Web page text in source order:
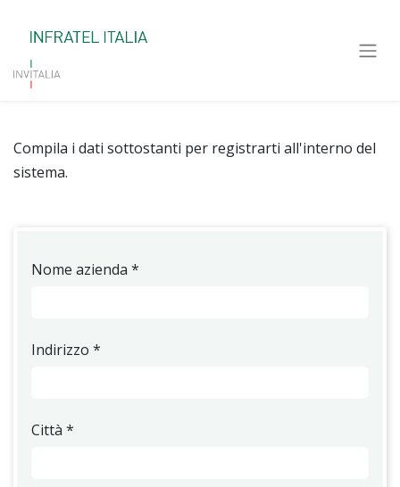
Compila i dati sottostanti per registrarti all'interno del
sistema.
Nome azienda *
Indirizzo *
Città *